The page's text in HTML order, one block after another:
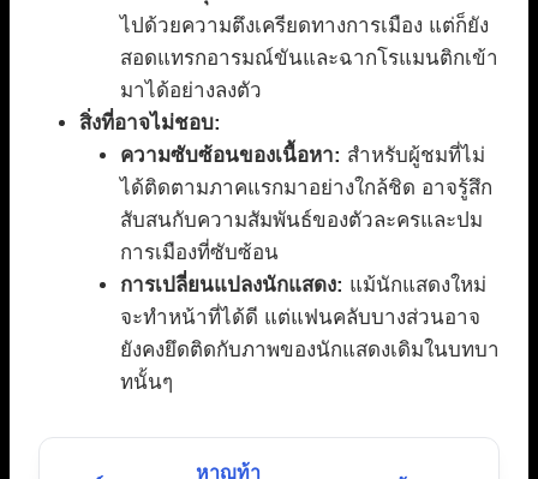
ไปด้วยความตึงเครียดทางการเมือง แต่ก็ยัง
สอดแทรกอารมณ์ขันและฉากโรแมนติกเข้า
มาได้อย่างลงตัว
สิ่งที่อาจไม่ชอบ:
ความซับซ้อนของเนื้อหา: สำหรับผู้ชมที่ไม่
ได้ติดตามภาคแรกมาอย่างใกล้ชิด อาจรู้สึก
สับสนกับความสัมพันธ์ของตัวละครและปม
การเมืองที่ซับซ้อน
การเปลี่ยนแปลงนักแสดง: แม้นักแสดงใหม่
จะทำหน้าที่ได้ดี แต่แฟนคลับบางส่วนอาจ
ยังคงยึดติดกับภาพของนักแสดงเดิมในบทบา
ทนั้นๆ
หาญท้า